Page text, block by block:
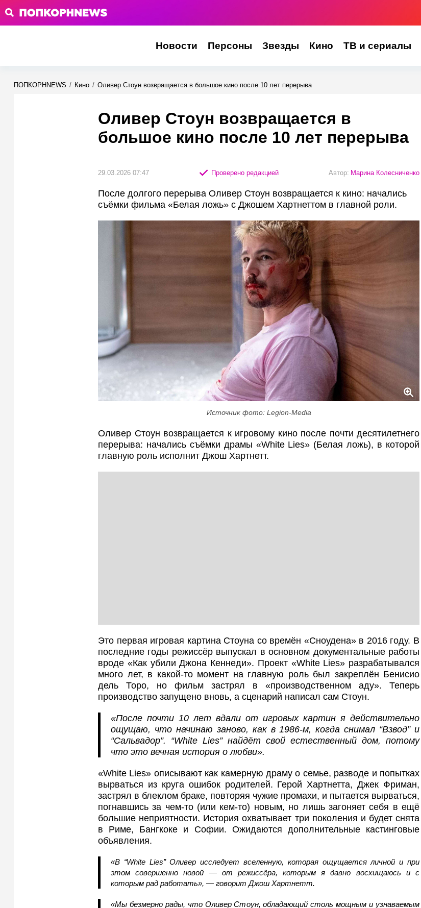
Новости Персоны Звезды Кино ТВ и сериалы
ПОПКОРНNEWS / Кино / Оливер Стоун возвращается в большое кино после 10 лет перерыва
Оливер Стоун возвращается в
большое кино после 10 лет перерыва
29.03.2026 07:47 Проверено редакцией Автор: Марина Колесниченко
После долгого перерыва Оливер Стоун возвращается к кино: начались
съёмки фильма «Белая ложь» с Джошем Хартнеттом в главной роли.
Источник фото: Legion-Media
Оливер Стоун возвращается к игровому кино после почти десятилетнего
перерыва: начались съёмки драмы «White Lies» (Белая ложь), в которой
главную роль исполнит Джош Хартнетт.
Это первая игровая картина Стоуна со времён «Сноудена» в 2016 году. В
последние годы режиссёр выпускал в основном документальные работы
вроде «Как убили Джона Кеннеди». Проект «White Lies» разрабатывался
много лет, в какой-то момент на главную роль был закреплён Бенисио
дель Торо, но фильм застрял в «производственном аду». Теперь
производство запущено вновь, а сценарий написал сам Стоун.
«После почти 10 лет вдали от игровых картин я действительно
ощущаю, что начинаю заново, как в 1986‑м, когда снимал “Взвод” и
“Сальвадор”. “White Lies” найдёт свой естественный дом, потому
что это вечная история о любви».
«White Lies» описывают как камерную драму о семье, разводе и попытках
вырваться из круга ошибок родителей. Герой Хартнетта, Джек Фриман,
застрял в блеклом браке, повторяя чужие промахи, и пытается вырваться,
погнавшись за чем-то (или кем-то) новым, но лишь загоняет себя в ещё
большие неприятности. История охватывает три поколения и будет снята
в Риме, Бангкоке и Софии. Ожидаются дополнительные кастинговые
объявления.
«В “White Lies” Оливер исследует вселенную, которая ощущается личной и при
этом совершенно новой — от режиссёра, которым я давно восхищаюсь и с
которым рад работать», — говорит Джош Хартнетт.
«Мы безмерно рады, что Оливер Стоун, обладающий столь мощным и узнаваемым